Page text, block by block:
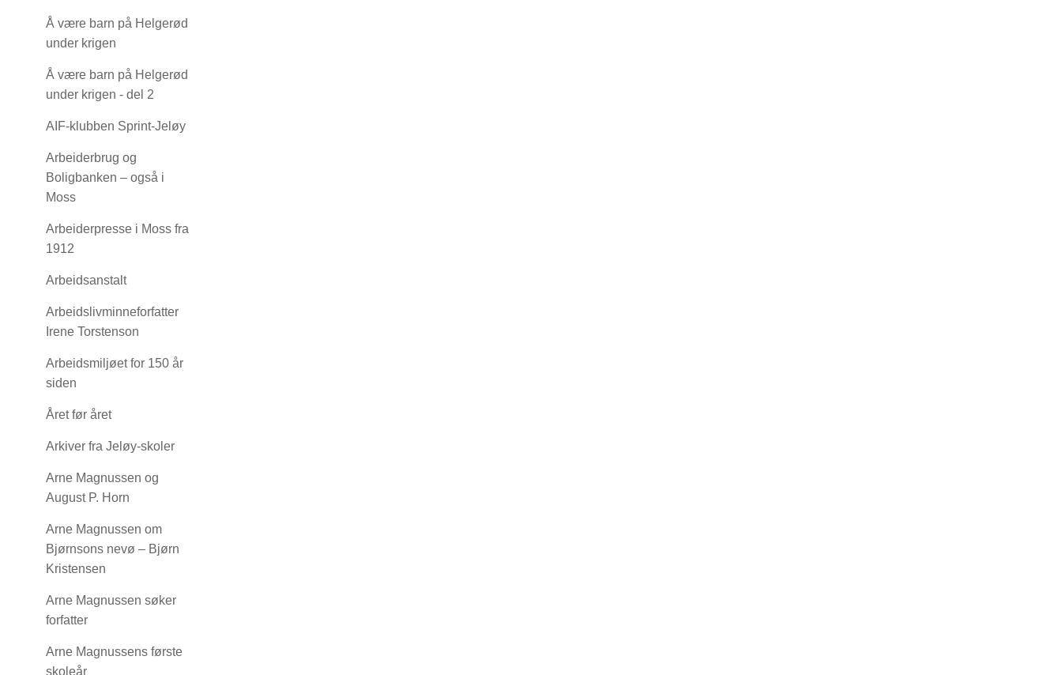
Å være barn på Helgerød
under krigen
Å være barn på Helgerød
under krigen - del 2
AIF-klubben Sprint-Jeløy
Arbeiderbrug og
Boligbanken – også i
Moss
Arbeiderpresse i Moss fra
1912
Arbeidsanstalt
Arbeidslivminneforfatter
Irene Torstenson
Arbeidsmiljøet for 150 år
siden
Året før året
Arkiver fra Jeløy-skoler
Arne Magnussen og
August P. Horn
Arne Magnussen om
Bjørnsons nevø – Bjørn
Kristensen
Arne Magnussen søker
forfatter
Arne Magnussens første
skoleår